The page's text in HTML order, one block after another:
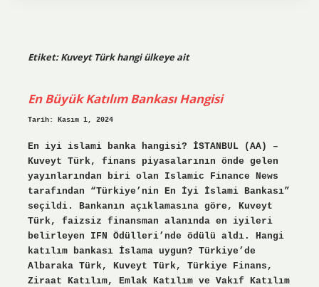
Etiket:Kuveyt Türk hangi ülkeye ait
En Büyük Katılım Bankası Hangisi
Tarih: Kasım 1, 2024
En iyi islami banka hangisi? İSTANBUL (AA) –
Kuveyt Türk, finans piyasalarının önde gelen
yayınlarından biri olan Islamic Finance News
tarafından “Türkiye’nin En İyi İslami Bankası”
seçildi. Bankanın açıklamasına göre, Kuveyt
Türk, faizsiz finansman alanında en iyileri
belirleyen IFN Ödülleri’nde ödülü aldı. Hangi
katılım bankası İslama uygun? Türkiye’de
Albaraka Türk, Kuveyt Türk, Türkiye Finans,
Ziraat Katılım, Emlak Katılım ve Vakıf Katılım